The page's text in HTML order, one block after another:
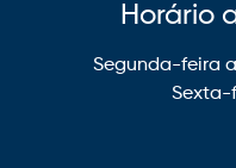
Horário
Segunda-feira
Sexta-